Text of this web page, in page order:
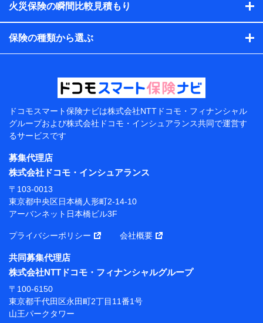
各種セミナーの開催のため
コンサルティングサービスの実施のため
アンケートやキャンペーン等の実施のため
上記に係る案内・手続き・管理等付帯業務を行うため
当該個人データを取り扱う各共同利用者（詳細は次のと
東京都千代田区永田町2丁目11番1号 山王パークタワー
株式会社NTTドコモ 代表取締役社長 前田 義晃
東京都中央区日本橋人形町2-14-10 アーバンネット日
本橋ビル 3F
長 吉村 忠義
※ 当社および株式会社NTTドコモは、お客さまの情報
ソナルデータ憲章」に定める行動原則を順守します 。
※ パーソナルデータダッシュボードの「第三者提供の
管理」の設定状態にかかわらず、共同利用する場合があ
ります。
※ dポイントクラブ会員ではないお客さま（2019年12
月11日以降、一度もdポイントクラブ会員であったこと
がないお客さまに限る）に関する、2019年12月10日以
火災保険の瞬間比較見積もり
保険の種類から選ぶ
ドコモスマート保険ナビは株式会社NTTドコモ・フィナンシャル
グループおよび株式会社ドコモ・インシュアランス共同で運営す
るサービスです
募集代理店
株式会社ドコモ・インシュアランス
〒103-0013
東京都中央区日本橋人形町2-14-10
アーバンネット日本橋ビル3F
プライバシーポリシー 会社概要
共同募集代理店
株式会社NTTドコモ・フィナンシャルグループ
〒100-6150
東京都千代田区永田町2丁目11番1号
山王パークタワー